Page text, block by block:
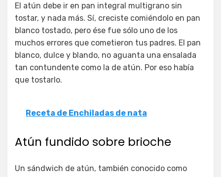
El atún debe ir en pan integral multigrano sin
tostar, y nada más. Sí, creciste comiéndolo en pan
blanco tostado, pero ése fue sólo uno de los
muchos errores que cometieron tus padres. El pan
blanco, dulce y blando, no aguanta una ensalada
tan contundente como la de atún. Por eso había
que tostarlo.
Receta de Enchiladas de nata
Atún fundido sobre brioche
Un sándwich de atún, también conocido como